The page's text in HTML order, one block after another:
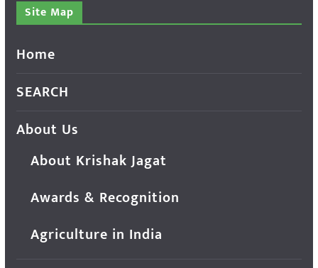
Site Map
Home
SEARCH
About Us
About Krishak Jagat
Awards & Recognition
Agriculture in India